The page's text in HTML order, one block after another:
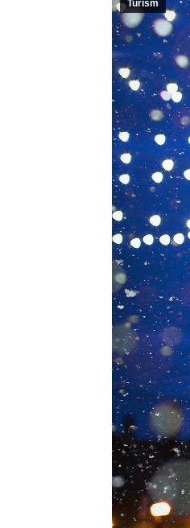
Turism